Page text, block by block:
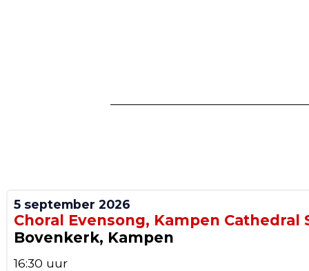
5 september 2026
Choral Evensong, Kampen Cathedral
Bovenkerk, Kampen
16:30 uur